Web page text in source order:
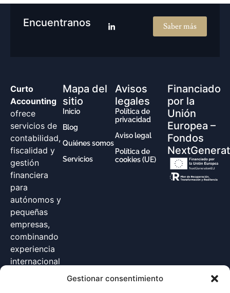
Gestionar consentimiento
Encuentranos Saber más
Curto
Accounting
ofrece
servicios de
contabilidad,
fiscalidad y
gestión
financiera
para
autónomos y
pequeñas
empresas,
combinando
experiencia
internacional
Mapa del
sitio
Inicio
Blog
Quiénes somos
Servicios
Avisos
legales
Política de
privacidad
Aviso legal
Política de
cookies (UE)
Financiado
por la
Unión
Europea –
Fondos